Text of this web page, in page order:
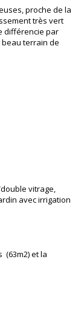
proche de la
très vert
différencie par
terrain de
vitrage,
avec irrigation
(63m2) et la